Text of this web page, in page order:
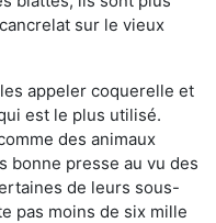
sur le vieux
appeler coquerelle et
est le plus utilisé.
des animaux
bonne presse au vu des
de leurs sous-
pas moins de six mille